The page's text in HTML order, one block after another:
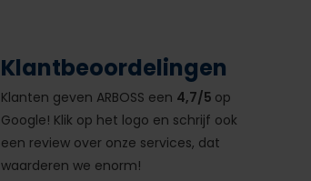
Klantbeoordelingen
Klanten geven ARBOSS een 4,7/5 op
Google! Klik op het logo en schrijf ook
een review over onze services, dat
waarderen we enorm!